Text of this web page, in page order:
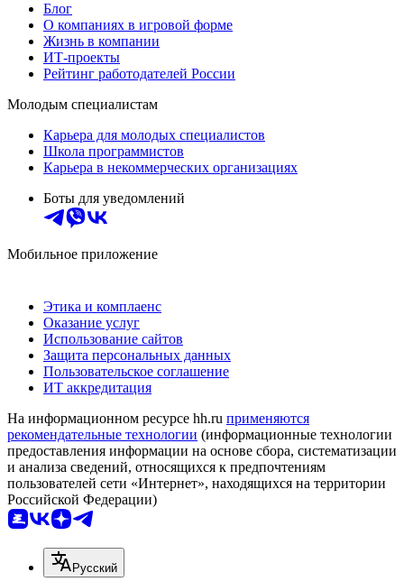
Блог
О компаниях в игровой форме
Жизнь в компании
ИТ-проекты
Рейтинг работодателей России
Молодым специалистам
Карьера для молодых специалистов
Школа программистов
Карьера в некоммерческих организациях
Боты для уведомлений
Мобильное приложение
Этика и комплаенс
Оказание услуг
Использование сайтов
Защита персональных данных
Пользовательское соглашение
ИТ аккредитация
На информационном ресурсе hh.ru применяются
рекомендательные технологии (информационные технологии
предоставления информации на основе сбора, систематизации
и анализа сведений, относящихся к предпочтениям
пользователей сети «Интернет», находящихся на территории
Российской Федерации)
Русский